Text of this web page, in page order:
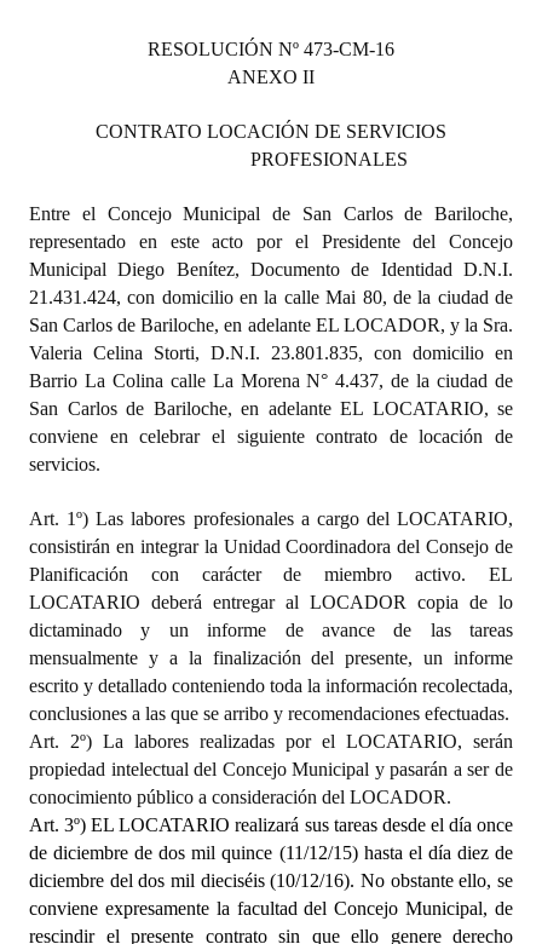
RESOLUCIÓN Nº 473-CM-16
ANEXO II
CONTRATO LOCACIÓN DE SERVICIOS
PROFESIONALES
Entre el Concejo Municipal de San Carlos de Bariloche,
representado en este acto por el Presidente del Concejo
Municipal Diego Benítez, Documento de Identidad D.N.I.
21.431.424, con domicilio en la calle Mai 80, de la ciudad de
San Carlos de Bariloche, en adelante EL LOCADOR, y la Sra.
Valeria Celina Storti, D.N.I. 23.801.835, con domicilio en
Barrio La Colina calle La Morena N° 4.437, de la ciudad de
San Carlos de Bariloche, en adelante EL LOCATARIO, se
conviene en celebrar el siguiente contrato de locación de
servicios.
Art. 1º) Las labores profesionales a cargo del LOCATARIO,
consistirán en integrar la Unidad Coordinadora del Consejo de
Planificación con carácter de miembro activo. EL
LOCATARIO deberá entregar al LOCADOR copia de lo
dictaminado y un informe de avance de las tareas
mensualmente y a la finalización del presente, un informe
escrito y detallado conteniendo toda la información recolectada,
conclusiones a las que se arribo y recomendaciones efectuadas.
Art. 2º) La labores realizadas por el LOCATARIO, serán
propiedad intelectual del Concejo Municipal y pasarán a ser de
conocimiento público a consideración del LOCADOR.
Art. 3º) EL LOCATARIO realizará sus tareas desde el día once
de diciembre de dos mil quince (11/12/15) hasta el día diez de
diciembre del dos mil dieciséis (10/12/16). No obstante ello, se
conviene expresamente la facultad del Concejo Municipal, de
rescindir el presente contrato sin que ello genere derecho